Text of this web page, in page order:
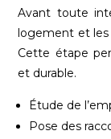
Avant toute
logement et les
Cette étape
et durable.
Étude de
Pose des